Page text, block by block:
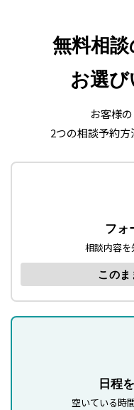
無料相
お選
お客様
2つの相談予約方
フォ
相談内容を
この
日程
空いている時